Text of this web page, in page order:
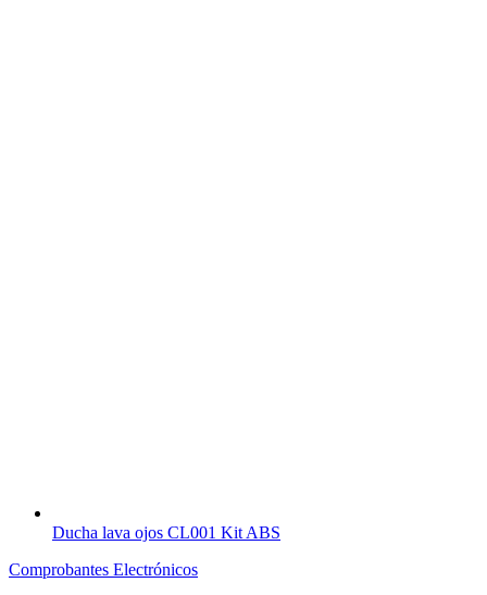
Ducha lava ojos CL001 Kit ABS
Comprobantes Electrónicos